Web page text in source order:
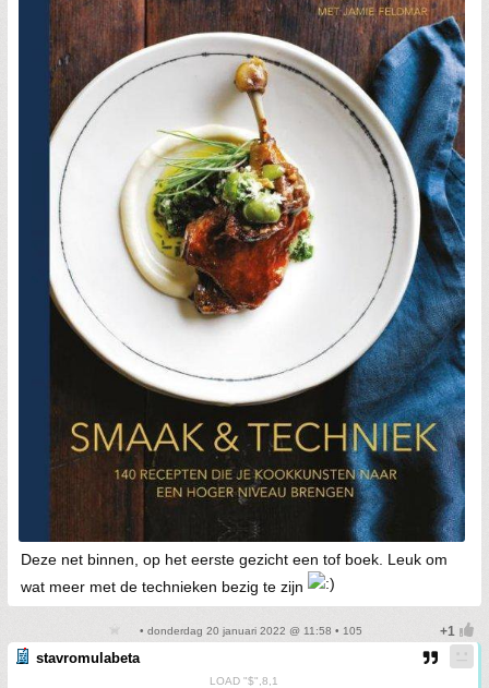
Deze net binnen, op het eerste gezicht een tof boek. Leuk om
wat meer met de technieken bezig te zijn
• donderdag 20 januari 2022 @ 11:58 • 105
stavromulabeta
LOAD "$",8,1